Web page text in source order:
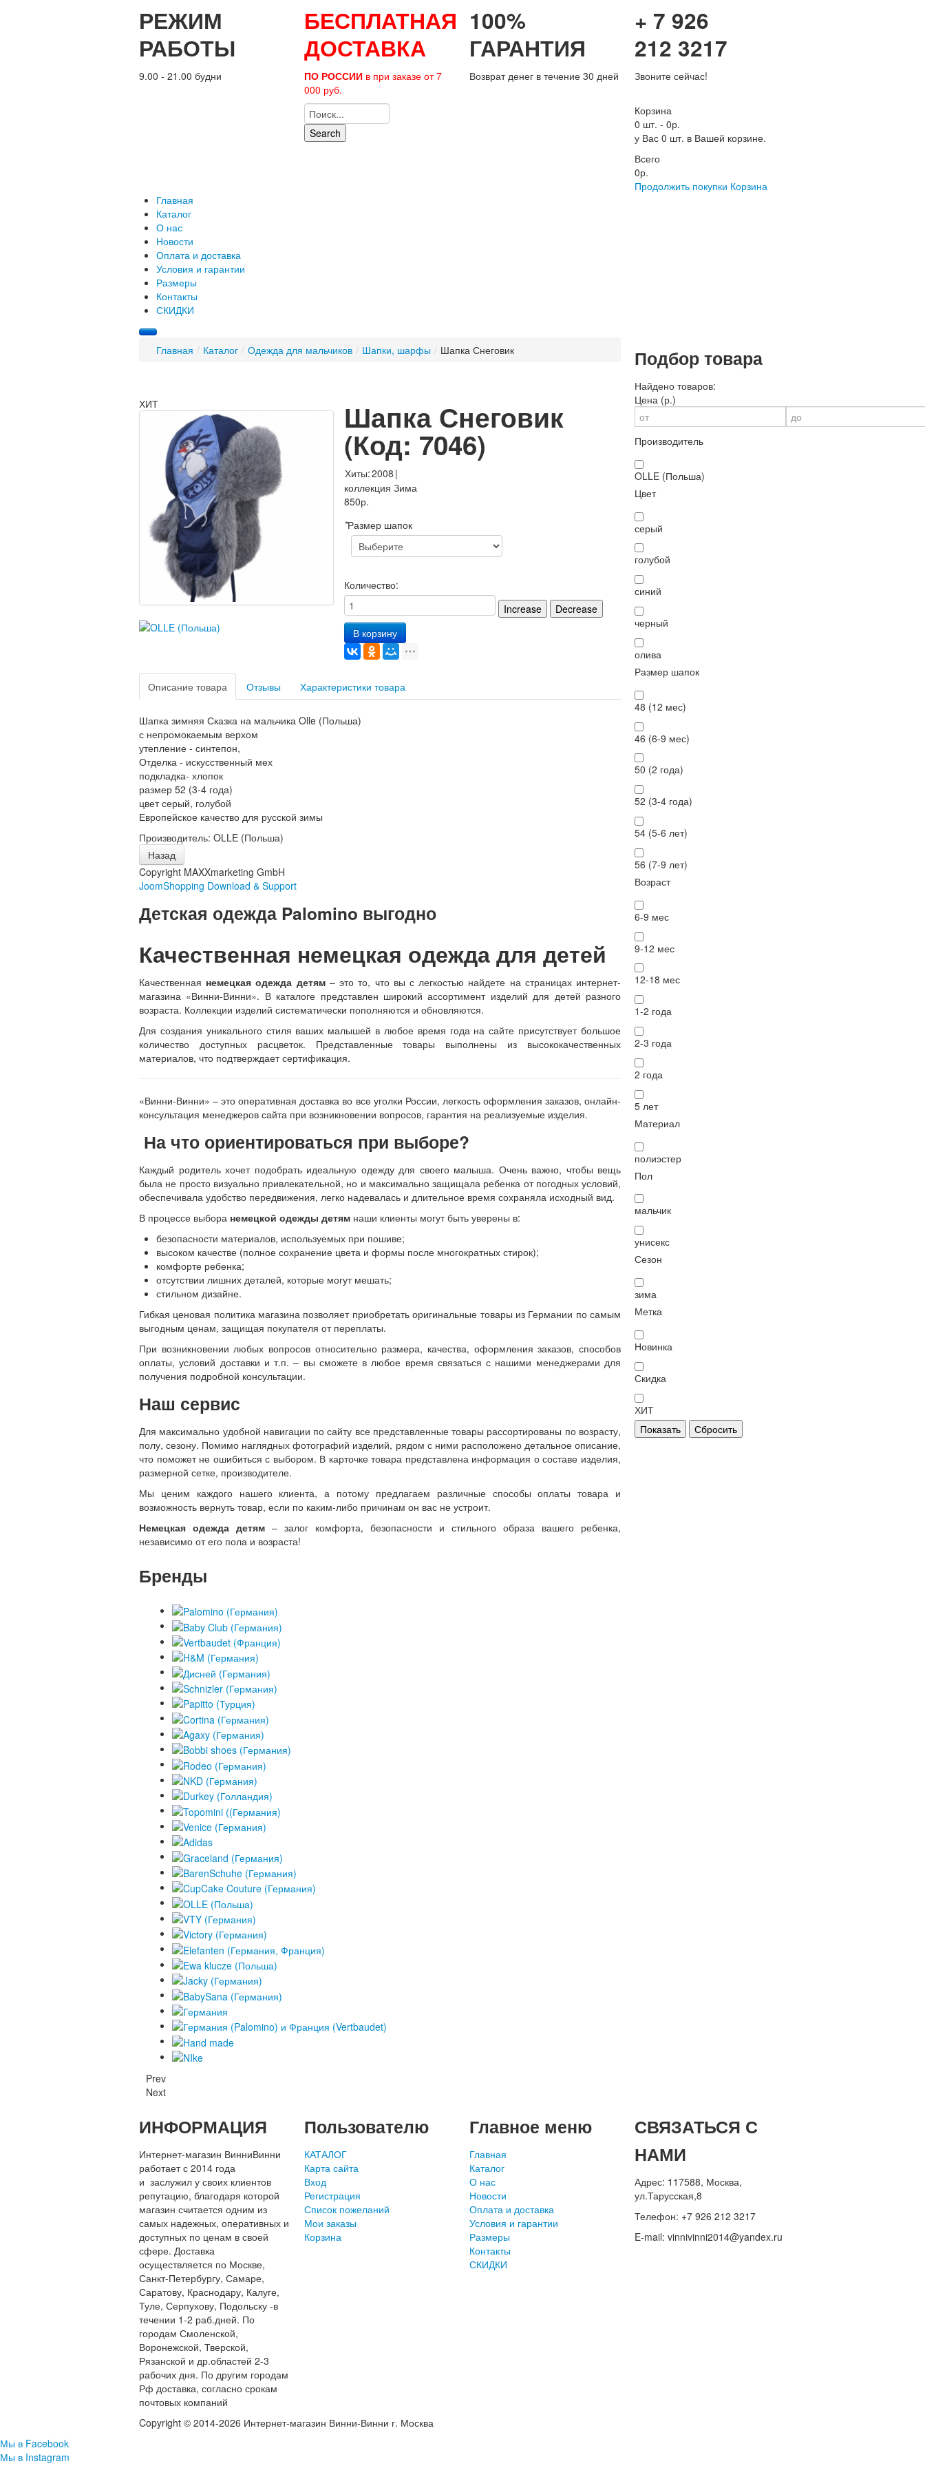
РЕЖИМ
РАБОТЫ
9.00 - 21.00 будни
БЕСПЛАТНАЯ
ДОСТАВКА
ПО РОССИИ в при заказе от 7
000 руб.
100%
ГАРАНТИЯ
Возврат денег в течение 30 дней
+ 7 926
212 3217
Звоните сейчас!
Search
Корзина
0 шт. - 0р.
у Вас 0 шт. в Вашей корзине.
Всего
0р.
Продолжить покупки Корзина
Главная
Каталог
О нас
Новости
Оплата и доставка
Условия и гарантии
Размеры
Контакты
СКИДКИ
Главная / Каталог / Одежда для мальчиков / Шапки, шарфы / Шапка Снеговик
ХИТ Шапка Снеговик
(Код: 7046)
Хиты:2008 |
коллекция Зима
850р.
*Размер шапок
Количество:
В корзину
Описание товара Отзывы Характеристики товара
Шапка зимняя Сказка на мальчика Olle (Польша)
с непромокаемым верхом
утепление - синтепон,
Отделка - искусственный мех
подкладка- хлопок
размер 52 (3-4 года)
цвет серый, голубой
Европейское качество для русской зимы
Производитель: OLLE (Польша)
Copyright MAXXmarketing GmbH
JoomShopping Download & Support
Детская одежда Palomino выгодно
Качественная немецкая одежда для детей
Качественная немецкая одежда детям– это то, что вы с легкостью найдете на страницах интернет-
магазина «Винни-Винни». В каталоге представлен широкий ассортимент изделий для детей разного
возраста. Коллекции изделий систематически пополняются и обновляются.
Для создания уникального стиля ваших малышей в любое время года на сайте присутствует большое
количество доступных расцветок. Представленные товары выполнены из высококачественных
материалов, что подтверждает сертификация.
«Винни-Винни» – это оперативная доставка во все уголки России, легкость оформления заказов, онлайн-
консультация менеджеров сайта при возникновении вопросов, гарантия на реализуемые изделия.
На что ориентироваться при выборе?
Каждый родитель хочет подобрать идеальную одежду для своего малыша. Очень важно, чтобы вещь
была не просто визуально привлекательной, но и максимально защищала ребенка от погодных условий,
обеспечивала удобство передвижения, легко надевалась и длительное время сохраняла исходный вид.
В процессе выбора немецкой одежды детям наши клиенты могут быть уверены в:
безопасности материалов, используемых при пошиве;
высоком качестве (полное сохранение цвета и формы после многократных стирок);
комфорте ребенка;
отсутствии лишних деталей, которые могут мешать;
стильном дизайне.
Гибкая ценовая политика магазина позволяет приобретать оригинальные товары из Германии по самым
выгодным ценам, защищая покупателя от переплаты.
При возникновении любых вопросов относительно размера, качества, оформления заказов, способов
оплаты, условий доставки и т.п. – вы сможете в любое время связаться с нашими менеджерами для
получения подробной консультации.
Наш сервис
Для максимально удобной навигации по сайту все представленные товары рассортированы по возрасту,
полу, сезону. Помимо наглядных фотографий изделий, рядом с ними расположено детальное описание,
что поможет не ошибиться с выбором. В карточке товара представлена информация о составе изделия,
размерной сетке, производителе.
Мы ценим каждого нашего клиента, а потому предлагаем различные способы оплаты товара и
возможность вернуть товар, если по каким-либо причинам он вас не устроит.
Немецкая одежда детям – залог комфорта, безопасности и стильного образа вашего ребенка,
независимо от его пола и возраста!
Подбор товара
Найдено товаров:
Цена (р.)
Производитель
OLLE (Польша)
Цвет
серый
голубой
синий
черный
олива
Размер шапок
48 (12 мес)
46 (6-9 мес)
50 (2 года)
52 (3-4 года)
54 (5-6 лет)
56 (7-9 лет)
Возраст
6-9 мес
9-12 мес
12-18 мес
1-2 года
2-3 года
2 года
5 лет
Материал
полиэстер
Пол
мальчик
унисекс
Сезон
зима
Метка
Новинка
Скидка
ХИТ
Показать
Сбросить
Бренды
Prev
Next
ИНФОРМАЦИЯ
Интернет-магазин ВинниВинни
работает с 2014 года
и заслужил у своих клиентов
репутацию, благодаря которой
магазин считается одним из
самых надежных, оперативных и
доступных по ценам в своей
сфере. Доставка
осуществляется по Москве,
Санкт-Петербургу, Самаре,
Саратову, Краснодару, Калуге,
Туле, Серпухову, Подольску -в
течении 1-2 раб.дней. По
городам Смоленской,
Воронежской, Тверской,
Рязанской и др.областей 2-3
рабочих дня. По другим городам
Рф доставка, согласно срокам
почтовых компаний
Пользователю
КАТАЛОГ
Карта сайта
Вход
Регистрация
Список пожеланий
Мои заказы
Корзина
Главное меню
Главная
Каталог
О нас
Новости
Оплата и доставка
Условия и гарантии
Размеры
Контакты
СКИДКИ
СВЯЗАТЬСЯ С
НАМИ
Адрес: 117588, Москва,
ул.Тарусская,8
Телефон: +7 926 212 3217
E-mail: vinnivinni2014@yandex.ru
Copyright © 2014-2026 Интернет-магазин Винни-Винни г. Москва
Мы в Facebook
Мы в Instagram